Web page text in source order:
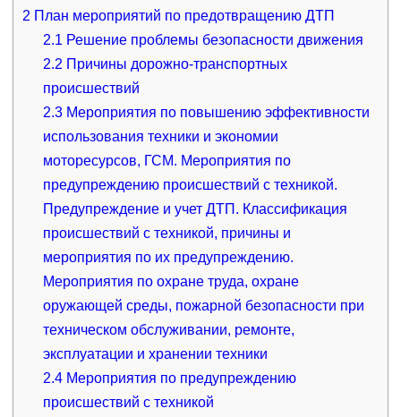
2 План мероприятий по предотвращению ДТП
2.1 Решение проблемы безопасности движения
2.2 Причины дорожно-транспортных
происшествий
2.3 Мероприятия по повышению эффективности
использования техники и экономии
моторесурсов, ГСМ. Мероприятия по
предупреждению происшествий с техникой.
Предупреждение и учет ДТП. Классификация
происшествий с техникой, причины и
мероприятия по их предупреждению.
Мероприятия по охране труда, охране
оружающей среды, пожарной безопасности при
техническом обслуживании, ремонте,
эксплуатации и хранении техники
2.4 Мероприятия по предупреждению
происшествий с техникой